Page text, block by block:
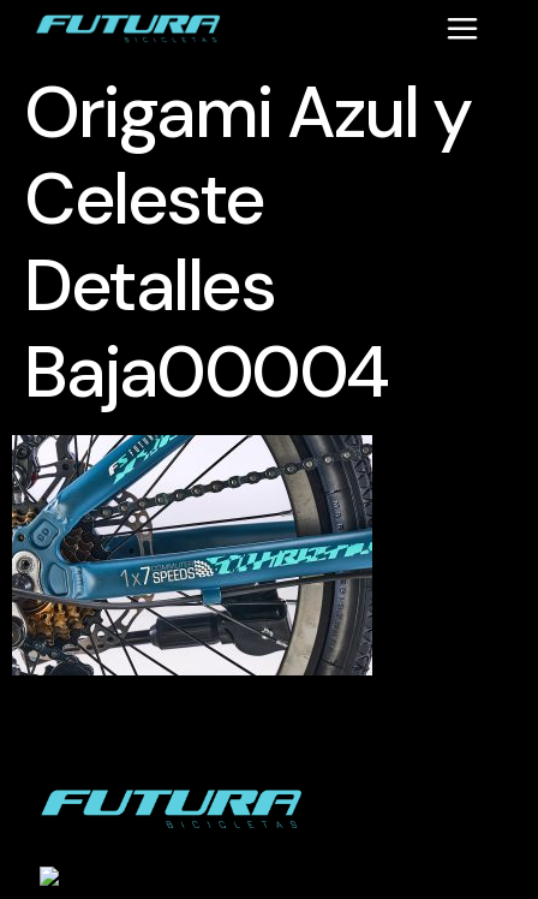
Origami Azul y
Celeste
Detalles
Baja00004